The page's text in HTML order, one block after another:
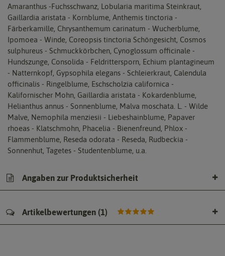
Amaranthus -Fuchsschwanz, Lobularia maritima Steinkraut,
Gaillardia aristata - Kornblume, Anthemis tinctoria -
Färberkamille, Chrysanthemum carinatum - Wucherblume,
Ipomoea - Winde, Coreopsis tinctoria Schöngesicht, Cosmos
sulphureus - Schmuckkörbchen, Cynoglossum officinale -
Hundszunge, Consolida - Feldrittersporn, Echium plantagineum
- Natternkopf, Gypsophila elegans - Schleierkraut, Calendula
officinalis - Ringelblume, Eschscholzia californica -
Kalifornischer Mohn, Gaillardia aristata - Kokardenblume,
Helianthus annus - Sonnenblume, Malva moschata. L. - Wilde
Malve, Nemophila menziesii - Liebeshainblume, Papaver
rhoeas - Klatschmohn, Phacelia - Bienenfreund, Phlox -
Flammenblume, Reseda odorata - Reseda, Rudbeckia -
Sonnenhut, Tagetes - Studentenblume, u.a.
Angaben zur Produktsicherheit
Artikelbewertungen (1)